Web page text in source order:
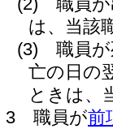
は、当該
(3)
職員
亡の日の
ときは、
3
職員が前